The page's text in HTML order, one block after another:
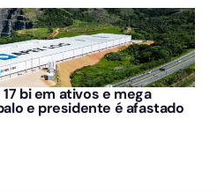
bi em ativos e mega
e presidente é afastado